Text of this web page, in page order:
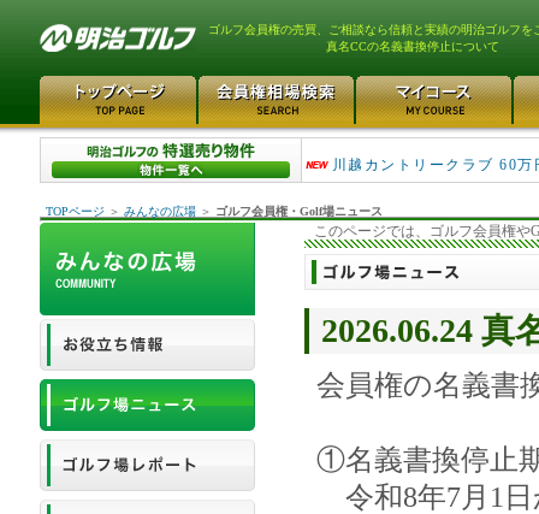
ゴルフ会員権の売買、ご相談なら信頼と実績の明治ゴルフを
真名CCの名義書換停止について
津久井湖ゴルフ倶楽部 80万
川越カントリークラブ 60万
TOPページ ＞ みんなの広場 ＞ ゴルフ会員権・Golf場ニュース
このページでは、ゴルフ会員権や
2026.06.24
会員権の名義書
①名義書換停止
令和8年7月1日